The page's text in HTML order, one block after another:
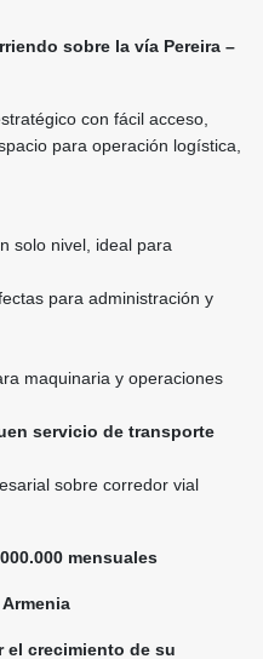
sobre la vía Pereira –
con fácil acceso,
para operación logística,
solo nivel, ideal para
para administración y
maquinaria y operaciones
servicio de transporte
sobre corredor vial
mensuales
el crecimiento de su